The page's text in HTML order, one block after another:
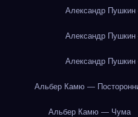
Александр
Александр
Александр
Альбер Камю —
Альбер Камю — Чума